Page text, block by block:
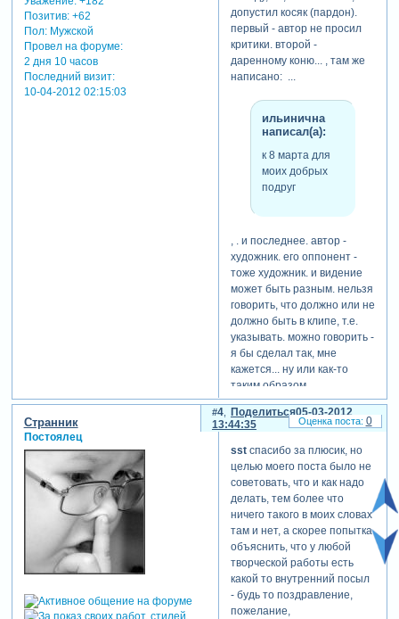
Позитив: +62
Пол:Мужской
Провел на форуме:
2 дня 10 часов
Последний визит:
10-04-2012 02:15:03
допустил косяк (пардон).
первый - автор не просил
критики. второй -
даренному коню... , там же
написано: ...
ильинична
написал(а):
к 8 марта для
моих добрых
подруг
, . и последнее. автор -
художник. его оппонент -
тоже художник. и видение
может быть разным. нельзя
говорить, что должно или не
должно быть в клипе, т.е.
указывать. можно говорить -
я бы сделал так, мне
кажется... ну или как-то
таким образом.
Поделиться
4
05-03-2012
13:44:35
Странник
Постоялец
sstспасибо за плюсик, но
целью моего поста было не
советовать, что и как надо
делать, тем более что
ничего такого в моих словах
там и нет, а скорее попытка
объяснить, что у любой
творческой работы есть
какой то внутренний посыл
- будь то поздравление,
пожелание,
0